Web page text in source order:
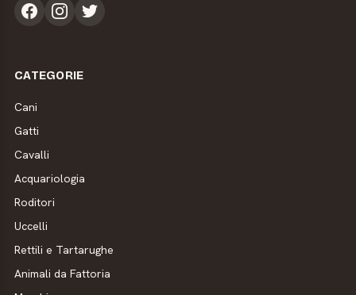
CATEGORIE
Cani
Gatti
Cavalli
Acquariologia
Roditori
Uccelli
Rettili e Tartarughe
Animali da Fattoria